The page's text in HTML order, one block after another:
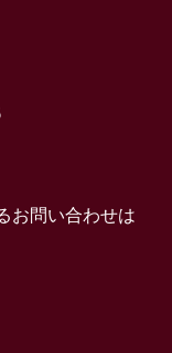
お問い合わせは